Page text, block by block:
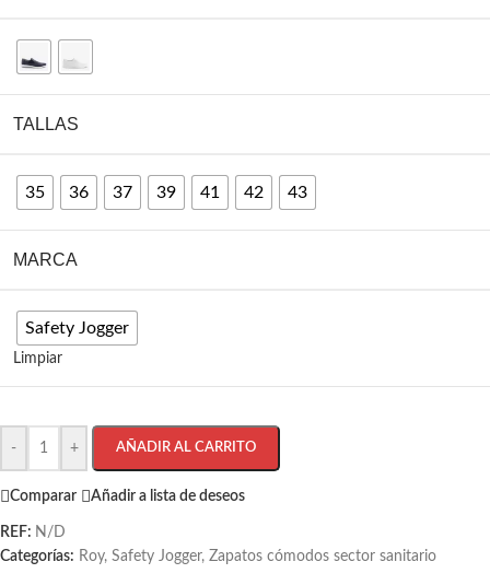
TALLAS
35 36 37 39 41 42 43
MARCA
Safety Jogger
Limpiar
- + AÑADIR AL CARRITO
Comparar Añadir a lista de deseos
REF: N/D
Categorías: Roy, Safety Jogger, Zapatos cómodos sector sanitario